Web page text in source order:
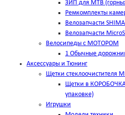
ЗИП для MTB
Ремкомплекты
Велозапчасти
Велозапчасти
Велосипеды с МОТОРОМ
1 Обычные
Аксессуары и Тюнинг
Щетки стеклоочистителя
Щетки в
упаковке)
Игрушки